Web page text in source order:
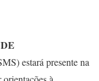
estará presente na